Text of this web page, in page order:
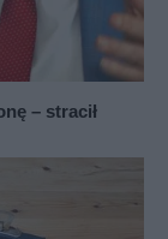
– stracił